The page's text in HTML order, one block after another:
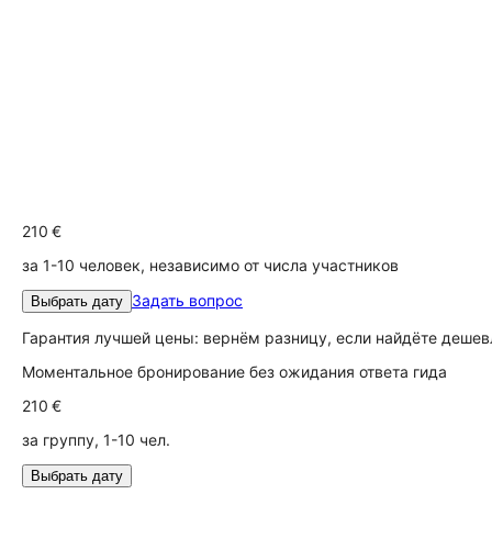
210 €
за 1-10 человек, независимо от числа участников
Выбрать дату Задать вопрос
Гарантия лучшей цены: вернём разницу, если найдёте
Моментальное бронирование без ожидания ответа гида
210 €
за группу, 1-10 чел.
Выбрать дату